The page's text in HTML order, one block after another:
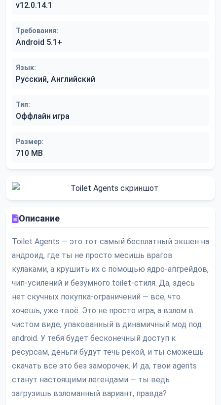
v12.0.14.1
Требования:
Android 5.1+
Язык:
Русский, Английский
Тип:
Оффлайн игра
Размер:
710 MB
Описание
Toilet Agents — это тот самый бесплатный экшен на
андроид, где ты не просто месишь врагов
кулаками, а крушить их с помощью ядро-апгрейдов,
чип-усилений и безумного toilet-стиля. Да, здесь
нет скучных покупка-ограничений — всё, что
хочешь, уже твоё. Это не просто игра, а взлом в
чистом виде, упакованный в динамичный мод под
android. У тебя будет бесконечный доступ к
ресурсам, деньги будут течь рекой, и ты сможешь
скачать всё это без заморочек. И да, твои agents
станут настоящими легендами — ты ведь
загрузишь взломанный вариант, правда?